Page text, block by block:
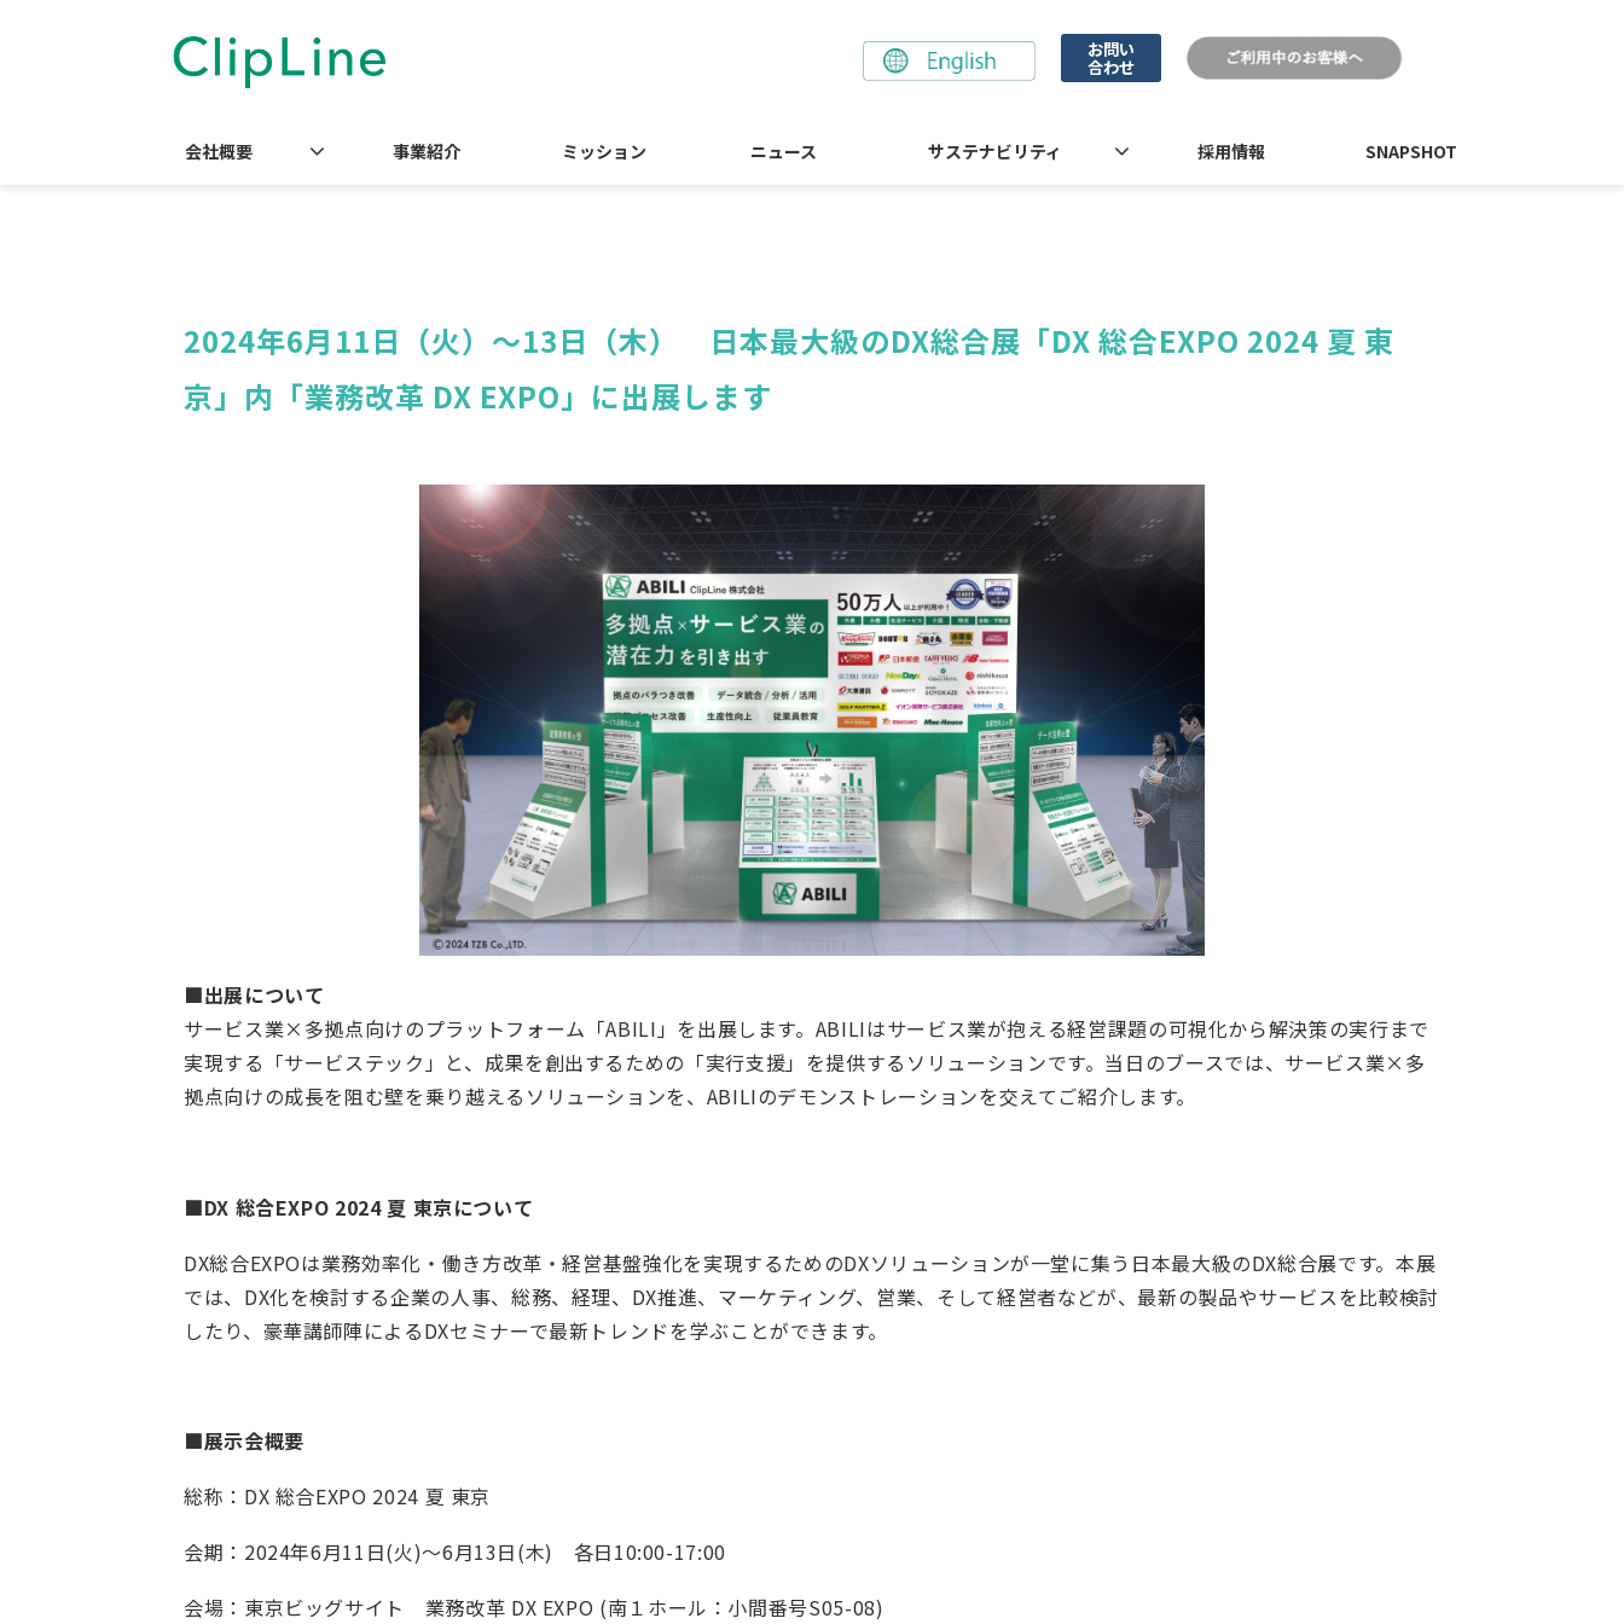
お問い
合わせ
会社概要 事業紹介 ミッション ニュース サステナビリティ 採用情報 SNAPSHOT
2024年6月11日（火）～13日（木）　日本最大級のDX総合展「DX 総合EXPO 2024 夏 東
京」内「業務改革 DX EXPO」に出展します
■出展について
サービス業×多拠点向けのプラットフォーム「ABILI」を出展します。ABILIはサービス業が抱える経営課題の可視化から解決策の実行まで
実現する「サービステック」と、成果を創出するための「実行支援」を提供するソリューションです。当日のブースでは、サービス業×多
拠点向けの成長を阻む壁を乗り越えるソリューションを、ABILIのデモンストレーションを交えてご紹介します。
■DX 総合EXPO 2024 夏 東京について
DX総合EXPOは業務効率化・働き方改革・経営基盤強化を実現するためのDXソリューションが一堂に集う日本最大級のDX総合展です。本展
では、DX化を検討する企業の人事、総務、経理、DX推進、マーケティング、営業、そして経営者などが、最新の製品やサービスを比較検討
したり、豪華講師陣によるDXセミナーで最新トレンドを学ぶことができます。
■展示会概要
総称：DX 総合EXPO 2024 夏 東京
会期：2024年6月11日(火)〜6月13日(木) 各日10:00-17:00
会場：東京ビッグサイト 業務改革 DX EXPO (南１ホール：小間番号S05-08)